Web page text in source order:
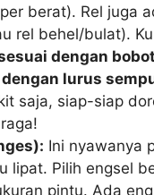
berat). Rel juga
rel behel/bulat).
dengan
lurus
saja, siap-siap
Ini nyawanya
lipat. Pilih engsel
pintu. Ada